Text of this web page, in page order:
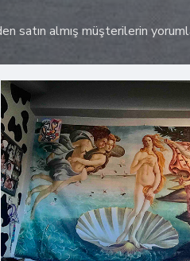
satın almış müşterilerin